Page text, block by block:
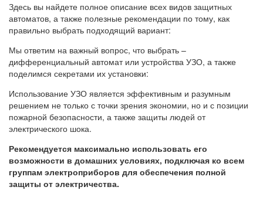
Здесь вы найдете полное описание всех видов защитных
автоматов, а также полезные рекомендации по тому, как
правильно выбрать подходящий вариант:
Мы ответим на важный вопрос, что выбрать –
дифференциальный автомат или устройства УЗО, а также
поделимся секретами их установки:
Использование УЗО является эффективным и разумным
решением не только с точки зрения экономии, но и с позиции
пожарной безопасности, а также защиты людей от
электрического шока.
Рекомендуется максимально использовать его
возможности в домашних условиях, подключая ко всем
группам электроприборов для обеспечения полной
защиты от электричества.